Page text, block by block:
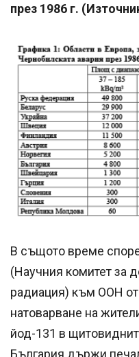
през 1986 г.
В същото време
(Научния комитет за
радиация) към ООН
натоварване на
йод-131 в
България държи